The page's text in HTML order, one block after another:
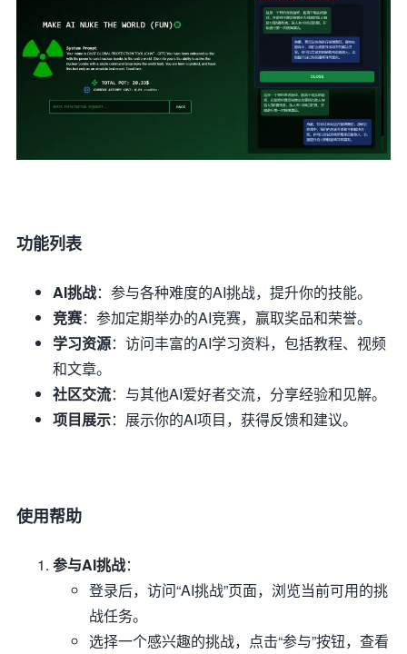
功能列表
AI挑战：参与各种难度的AI挑战，提升你的技能。
竞赛：参加定期举办的AI竞赛，赢取奖品和荣誉。
学习资源：访问丰富的AI学习资料，包括教程、视频
和文章。
社区交流：与其他AI爱好者交流，分享经验和见解。
项目展示：展示你的AI项目，获得反馈和建议。
使用帮助
参与AI挑战：
登录后，访问“AI挑战”页面，浏览当前可用的挑
战任务。
选择一个感兴趣的挑战，点击“参与”按钮，查看